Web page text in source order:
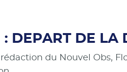
DEPART DE LA
du Nouvel Obs,